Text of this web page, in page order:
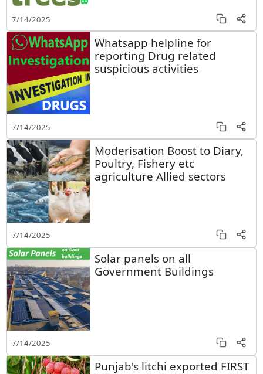
7/14/2025
Whatsapp helpline for
reporting Drug related
suspicious activities
7/14/2025
Moderisation Boost to Diary,
Poultry, Fishery etc
agriculture Allied sectors
7/14/2025
Solar panels on all
Government Buildings
7/14/2025
Punjab's litchi exported FIRST